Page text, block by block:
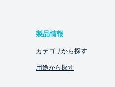
製品情報
カテゴリから探す
用途から探す